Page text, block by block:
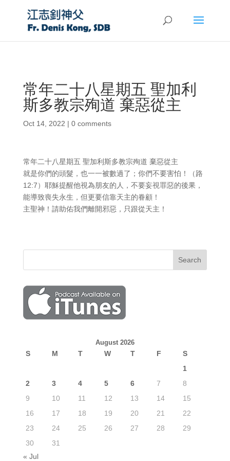
常年二十八星期五 聖加利
斯多教宗殉道 棄惡從主
Oct 14, 2022 | 0 comments
常年二十八星期五 聖加利斯多教宗殉道 棄惡從主
就是你們的頭髮，也一一被數過了；你們不要害怕！（路
12:7）耶穌提醒他視為朋友的人，不要妄視罪惡的後果，
能導致喪失永生，但更要信靠天主的眷顧！
主聖神！請助佑我們離開邪惡，只跟從天主！
August 2026
S M T W T F
S
1
2
3 4 5 6 7
8
9
10 11 12 13 14
15
16
17 18 19 20 21
22
23
24 25 26 27 28
29
30
31
« Jul